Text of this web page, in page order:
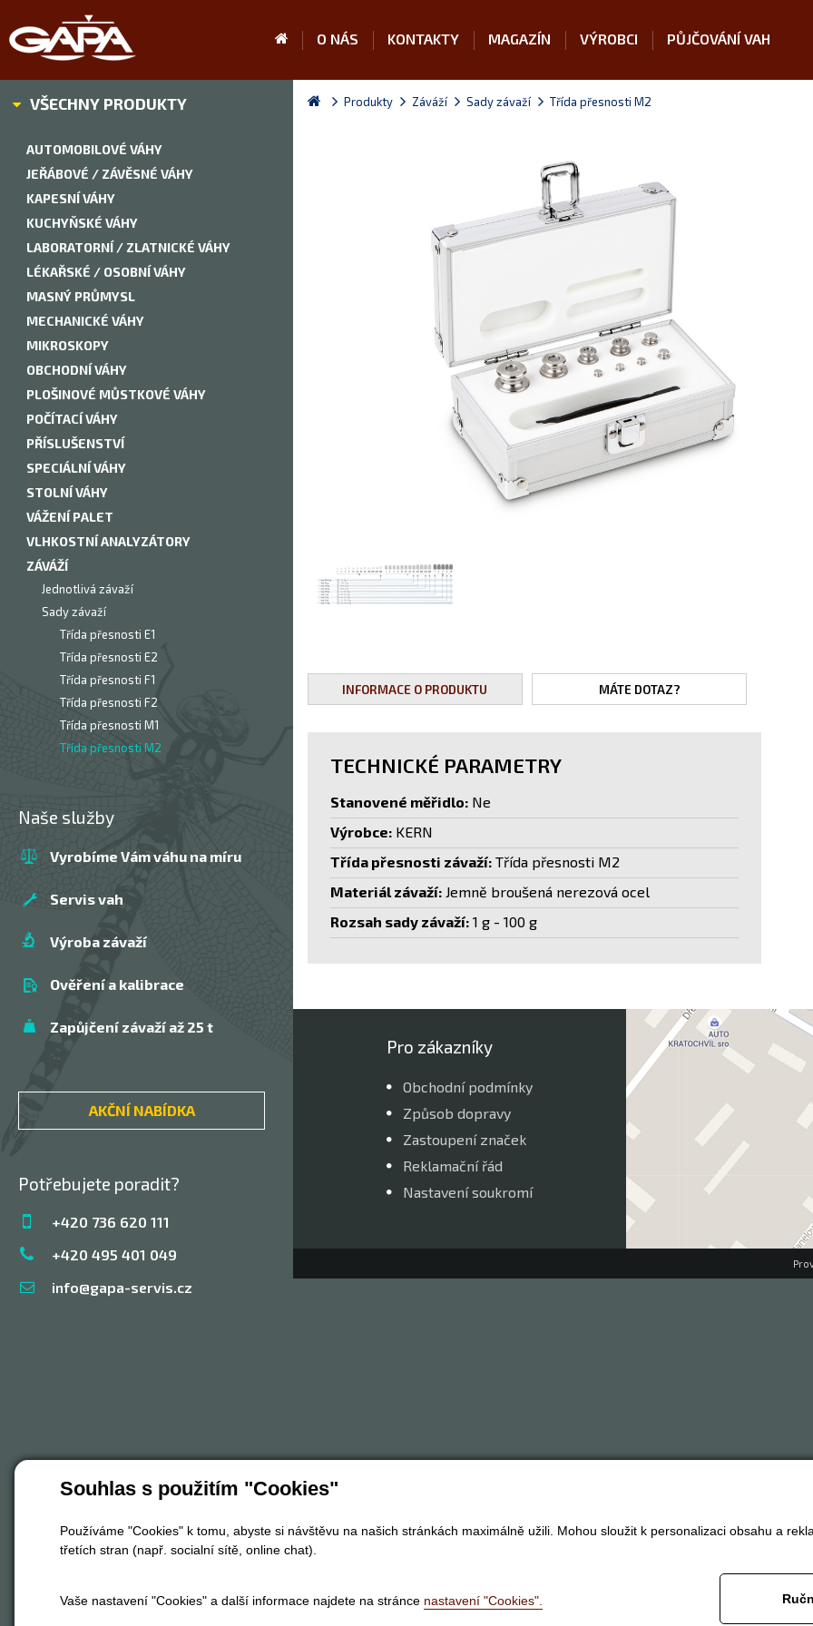
Souhlas s použitím "Cookies"
Používáme "Cookies" k tomu, abyste si návštěvu na našich stránkách maximálně užili. Mohou sloužit k personalizaci obsahu a
třetích stran (např. socialní sítě, online chat).
Vaše nastavení "Cookies" a další informace najdete na stránce nastavení "Cookies".
O NÁS KONTAKTY MAGAZÍN VÝROBCI PŮJČOVÁNÍ VAH
VŠECHNY PRODUKTY
AUTOMOBILOVÉ VÁHY
JEŘÁBOVÉ / ZÁVĚSNÉ VÁHY
KAPESNÍ VÁHY
KUCHYŇSKÉ VÁHY
LABORATORNÍ / ZLATNICKÉ VÁHY
LÉKAŘSKÉ / OSOBNÍ VÁHY
MASNÝ PRŮMYSL
MECHANICKÉ VÁHY
MIKROSKOPY
OBCHODNÍ VÁHY
PLOŠINOVÉ MŮSTKOVÉ VÁHY
POČÍTACÍ VÁHY
PŘÍSLUŠENSTVÍ
SPECIÁLNÍ VÁHY
STOLNÍ VÁHY
VÁŽENÍ PALET
VLHKOSTNÍ ANALYZÁTORY
ZÁVÁŽÍ
Jednotlivá závaží
Sady závaží
Třída přesnosti E1
Třída přesnosti E2
Třída přesnosti F1
Třída přesnosti F2
Třída přesnosti M1
Třída přesnosti M2
Naše služby
Vyrobíme Vám váhu na míru
Servis vah
Výroba závaží
Ověření a kalibrace
Zapůjčení závaží až 25 t
AKČNÍ NABÍDKA
Potřebujete poradit?
+420 736 620 111
+420 495 401 049
info@gapa-servis.cz
Produkty Záváží Sady závaží Třída přesnosti M2
INFORMACE O PRODUKTU MÁTE DOTAZ?
TECHNICKÉ PARAMETRY
Stanovené měřidlo:Ne
Výrobce:KERN
Třída přesnosti závaží:Třída přesnosti M2
Materiál závaží:Jemně broušená nerezová ocel
Rozsah sady závaží:1 g - 100 g
Pro zákazníky
Obchodní podmínky
Způsob dopravy
Zastoupení značek
Reklamační řád
Nastavení soukromí